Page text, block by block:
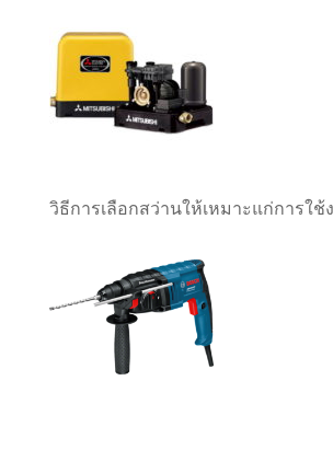
วิธีการเลือกสว่านให้เหมาะแก่การใช้